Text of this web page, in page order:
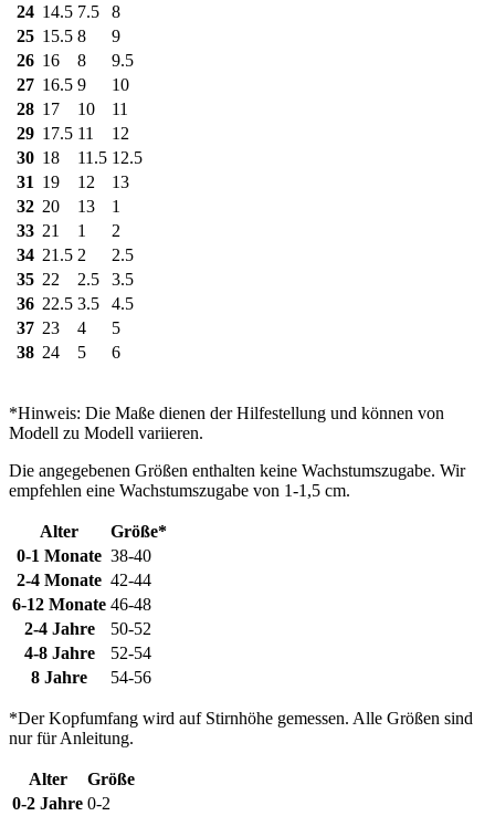
24 14.5 7.5
8
25 15.5 8
9
26 16 8
9.5
27 16.5 9
10
28 17 10
11
29 17.5 11
12
30 18 11.5 12.5
31 19 12
13
32 20 13
1
33 21 1
2
34 21.5 2
2.5
35 22 2.5
3.5
36 22.5 3.5
4.5
37 23 4
5
38 24 5 6
*Hinweis: Die Maße dienen der Hilfestellung und können von
Modell zu Modell variieren.
Die angegebenen Größen enthalten keine Wachstumszugabe. Wir
empfehlen eine Wachstumszugabe von 1-1,5 cm.
Alter
Größe*
0-1 Monate 38-40
2-4 Monate 42-44
6-12 Monate 46-48
2-4 Jahre
50-52
4-8 Jahre
52-54
8 Jahre
54-56
*Der Kopfumfang wird auf Stirnhöhe gemessen. Alle Größen sind
nur für Anleitung.
Alter
Größe
0-2 Jahre 0-2